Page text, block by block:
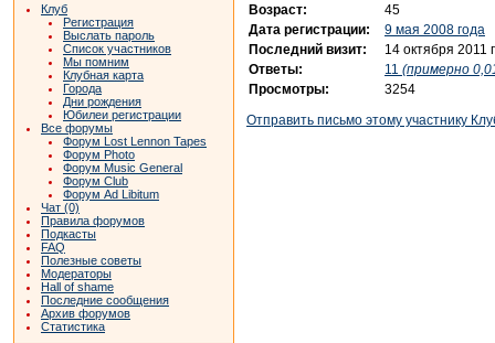
Клуб
Регистрация
Выслать пароль
Список участников
Мы помним
Клубная карта
Города
Дни рождения
Юбилеи регистрации
Все форумы
Форум Lost Lennon Tapes
Форум Photo
Форум Music General
Форум Club
Форум Ad Libitum
Чат (0)
Правила форумов
Подкасты
FAQ
Полезные советы
Модераторы
Hall of shame
Последние сообщения
Архив форумов
Статистика
Возраст:
45
Дата регистрации:
9 мая 2008 года
Последний визит:
14 октября 2011
Ответы:
11 (примерно
Просмотры:
3254
Отправить письмо этому участнику